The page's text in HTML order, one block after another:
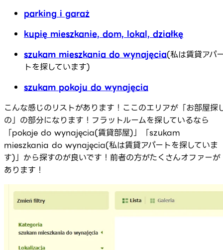
parking i garaż
kupię mieszkanie, dom, lokal, działkę
szukam mieszkania do wynajęcia(私は賃貸アパ
トを探しています)
szukam pokoju do wynajęcia
こんな感じのリストがあります！ここのエリアが「お部屋探
の」の部分になります！フラットルームを探しているなら
「pokoje do wynajęcia(賃貸部屋)」「szukam
mieszkania do wynajęcia(私は賃貸アパートを探していま
す)」から探すのが良いです！前者の方がたくさんオファーが
あります！